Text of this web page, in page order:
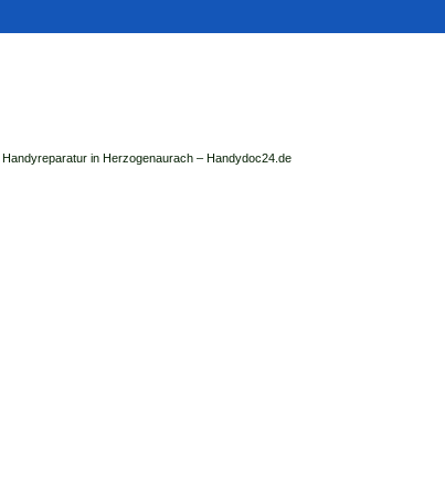
Handyreparatur in Herzogenaurach – Handydoc24.de